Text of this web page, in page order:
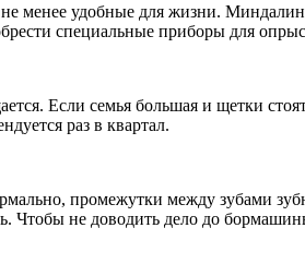
менее удобные для жизни.
специальные приборы для
Если семья большая и щетки
раз в квартал.
промежутки между зубами
Чтобы не доводить дело до